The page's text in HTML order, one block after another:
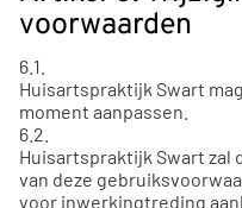
voorwaarden
6.1.
Huisartspraktijk Swart
moment aanpassen.
6.2.
Huisartspraktijk Swart zal
van deze
voor inwerkingtreding